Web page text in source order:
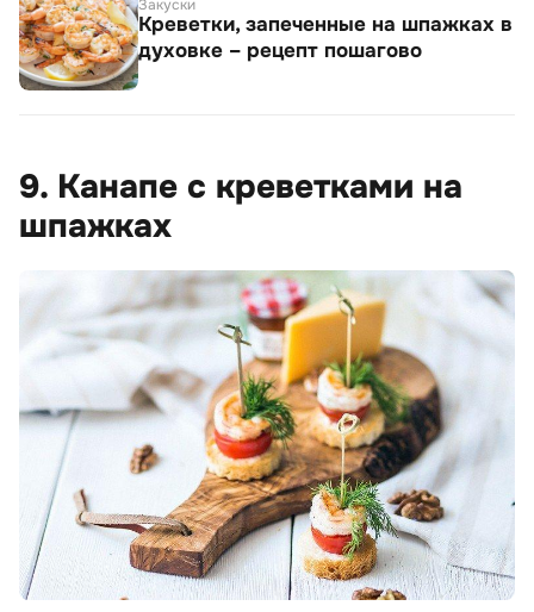
Закуски
Креветки, запеченные на шпажках в
духовке – рецепт пошагово
9. Канапе с креветками на
шпажках